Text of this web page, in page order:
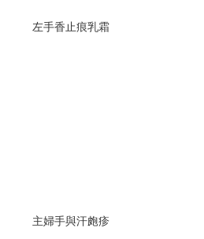
左手香止痕乳霜
主婦手與汗皰疹